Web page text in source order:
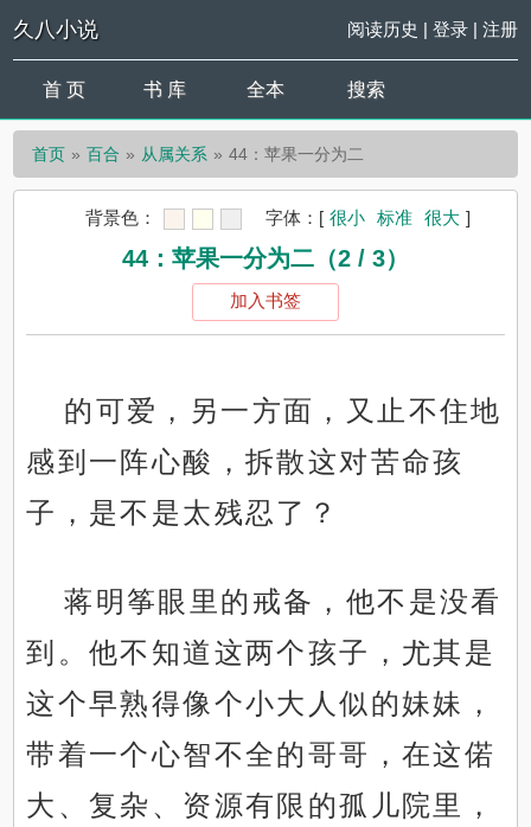
久八小说 阅读历史 | 登录| 注册
首 页 书 库 全本 搜索
首页 百合 从属关系 44：苹果一分为二
背景色： 字体： [ 很小 标准 很大 ]
44：苹果一分为二（2 / 3）
加入书签
的可爱，另一方面，又止不住地
感到一阵心酸，拆散这对苦命孩
子，是不是太残忍了？
蒋明筝眼里的戒备，他不是没看
到。他不知道这两个孩子，尤其是
这个早熟得像个小大人似的妹妹，
带着一个心智不全的哥哥，在这偌
大、复杂、资源有限的孤儿院里，